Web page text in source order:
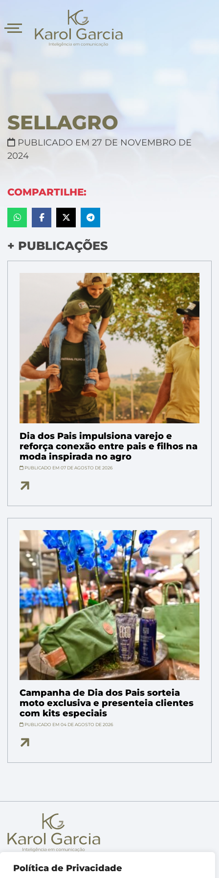
Política de Privacidade
SELLAGRO
PUBLICADO EM 27 DE NOVEMBRO DE
2024
COMPARTILHE:
+ PUBLICAÇÕES
Dia dos Pais impulsiona varejo e
reforça conexão entre pais e filhos na
moda inspirada no agro
PUBLICADO EM 07 DE AGOSTO DE 2026
Campanha de Dia dos Pais sorteia
moto exclusiva e presenteia clientes
com kits especiais
PUBLICADO EM 04 DE AGOSTO DE 2026
Sobre